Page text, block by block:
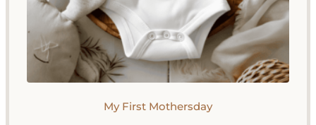
My First Mothersday